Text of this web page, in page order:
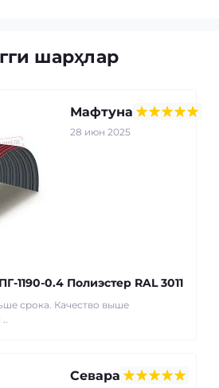
шарҳлар
Мафтуна
28 июн 2025
1190-0.4 Полиэстер RAL 3011
срока. Качество выше
Севара